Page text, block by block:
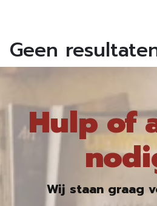
Geen
Hulp of
Wij staan graag